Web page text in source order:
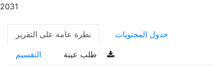
2031
نظرة عامة على التقرير جدول المحتويات
التقسيم